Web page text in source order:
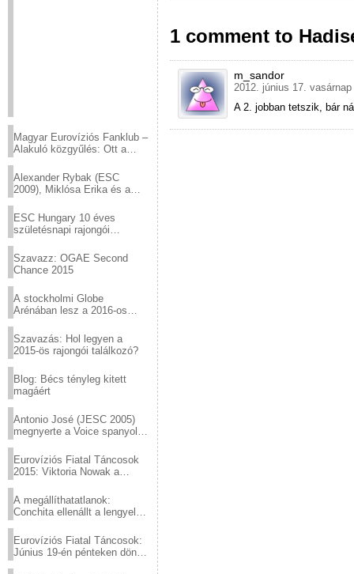
Magyar Eurovíziós Fanklub –
Alakuló közgyűlés: Ott a
Alexander Rybak (ESC
2009), Miklósa Erika és a
sztárjai a Margitszigeten
ESC Hungary 10 éves
születésnapi rajongói
Szavazz: OGAE Second
Chance 2015
A stockholmi Globe
Arénában lesz a 2016-os
Szavazás: Hol legyen a
2015-ös rajongói találkozó?
Blog: Bécs tényleg kitett
magáért
Antonio José (JESC 2005)
megnyerte a Voice spanyol
Eurovíziós Fiatal Táncosok
2015: Viktoria Nowak a
A megállíthatatlanok:
Conchita ellenállt a lengyel
Eurovíziós Fiatal Táncosok:
Június 19-én pénteken döntő
1 comment to
m_sandor
2012. június 17.
A 2. jobban tetszik, bár